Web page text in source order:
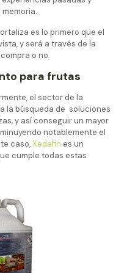
es lo primero que el
y será a través de la
o no.
para frutas
el sector de la
la búsqueda de soluciones
y así conseguir un mayor
notablemente el
caso,Xedafin es un
cumple todas estas